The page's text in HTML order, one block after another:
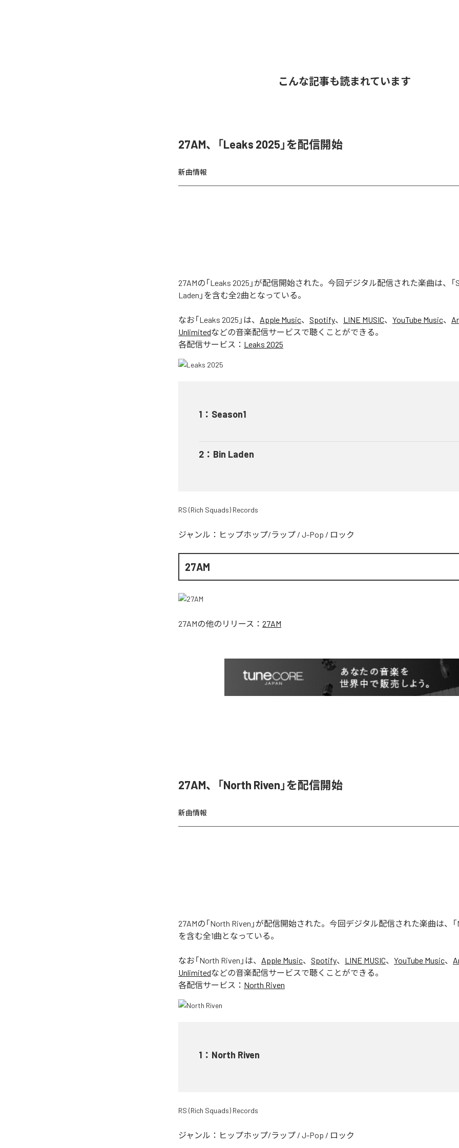
こんな記事も読まれています
27AM、「Leaks 2025」を配信開始
新曲情報
27AMの「Leaks 2025」が配信開始された。今回デジタル配信された楽曲は、「
Laden」を含む全2曲となっている。
なお「Leaks 2025 」は、 Apple Music、 Spotify、 LINE MUSIC、 YouTube Music、
Unlimitedなどの音楽配信サービスで聴くことができる。
各配信サービス： Leaks 2025
1 ： Season1
2 ： Bin Laden
RS (Rich Squads) Records
ジャンル： ヒップホップ/ラップ / J-Pop / ロック
27AM
27AMの他のリリース： 27AM
27AM、「North Riven」を配信開始
新曲情報
27AMの「North Riven」が配信開始された。今回デジタル配信された楽曲は、「
を含む全1曲となっている。
なお「North Riven 」は、 Apple Music、 Spotify、 LINE MUSIC、 YouTube Music、
Unlimitedなどの音楽配信サービスで聴くことができる。
各配信サービス： North Riven
1 ： North Riven
RS (Rich Squads) Records
ジャンル： ヒップホップ/ラップ / J-Pop / ロック